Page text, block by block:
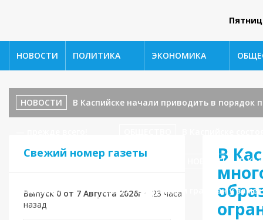
НОВОСТИ ПОЛИТИКА ЭКОНОМИКА
НОВОСТИ В Каспийске начали приводить в
ул. Ленина, 17 — завершаются! НОВОСТИ В
уважения!» ОБЩЕСТВО Приём граждан у
Свежий номер газеты
Выпуск 0 от 7 Августа 2026г • 23 часа
назад
В